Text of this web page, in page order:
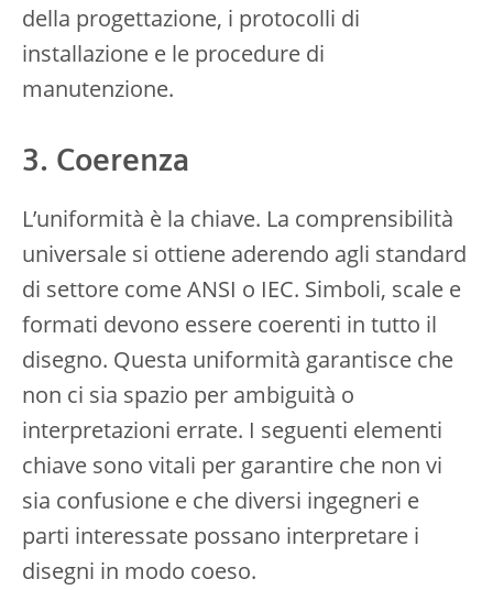
della progettazione, i protocolli di
installazione e le procedure di
manutenzione.
3. Coerenza
L’uniformità è la chiave. La comprensibilità
universale si ottiene aderendo agli standard
di settore come ANSI o IEC. Simboli, scale e
formati devono essere coerenti in tutto il
disegno. Questa uniformità garantisce che
non ci sia spazio per ambiguità o
interpretazioni errate. I seguenti elementi
chiave sono vitali per garantire che non vi
sia confusione e che diversi ingegneri e
parti interessate possano interpretare i
disegni in modo coeso.